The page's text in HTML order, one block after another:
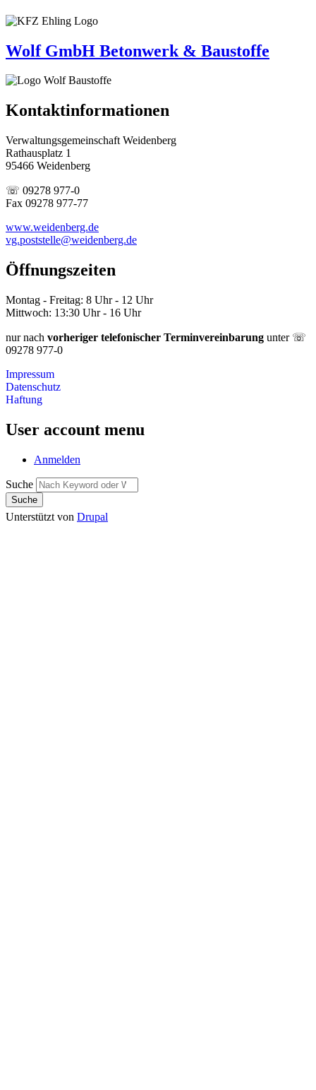
Wolf GmbH Betonwerk & Baustoffe
Kontaktinformationen
Verwaltungsgemeinschaft Weidenberg
Rathausplatz 1
95466 Weidenberg
☏ 09278 977-0
Fax 09278 977-77
www.weidenberg.de
vg.poststelle@weidenberg.de
Öffnungszeiten
Montag - Freitag: 8 Uhr - 12 Uhr
Mittwoch: 13:30 Uhr - 16 Uhr
nur nach vorheriger telefonischer Terminvereinbarung unter ☏
09278 977-0
Impressum
Datenschutz
Haftung
User account menu
Anmelden
Suche
Unterstützt von Drupal